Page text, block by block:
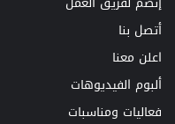
أتصل بنا
اعلن معنا
ألبوم الفيديوهات
فعاليات ومناسبات